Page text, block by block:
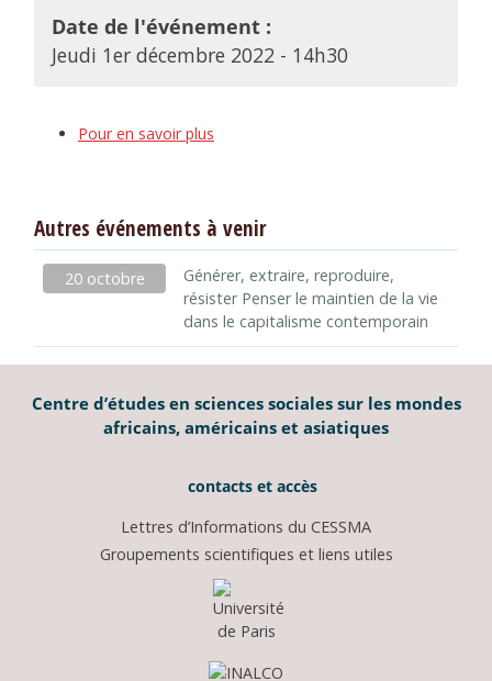
Date de l'événement :
Jeudi 1er décembre 2022 - 14h30
Pour en savoir plus
Autres événements à venir
20 octobre
Générer, extraire, reproduire,
résister Penser le maintien de la vie
dans le capitalisme contemporain
Centre d’études en sciences sociales sur les mondes
africains, américains et asiatiques
contacts et accès
Lettres d’Informations du CESSMA
Groupements scientifiques et liens utiles